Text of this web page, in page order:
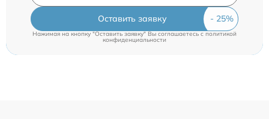
Оставить заявку
Нажимая на кнопку "Оставить заявку" Вы соглашаетесь c политикой
конфиденциальности